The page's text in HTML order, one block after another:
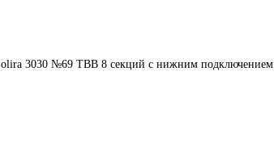
3030 №69 ТВВ 8 секций с нижним подключением